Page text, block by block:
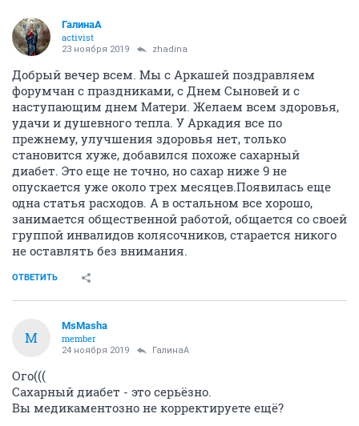
ГалинаА
activist
23 ноября 2019 zhadina
Добрый вечер всем. Мы с Аркашей поздравляем
форумчан с праздниками, с Днем Сыновей и с
наступающим днем Матери. Желаем всем здоровья,
удачи и душевного тепла. У Аркадия все по
прежнему, улучшения здоровья нет, только
становится хуже, добавился похоже сахарный
диабет. Это еще не точно, но сахар ниже 9 не
опускается уже около трех месяцев.Появилась еще
одна статья расходов. А в остальном все хорошо,
занимается общественной работой, общается со своей
группой инвалидов колясочников, старается никого
не оставлять без внимания.
ОТВЕТИТЬ
M
MsMasha
member
24 ноября 2019 ГалинаА
Ого(((
Сахарный диабет - это серьёзно.
Вы медикаментозно не корректируете ещё?